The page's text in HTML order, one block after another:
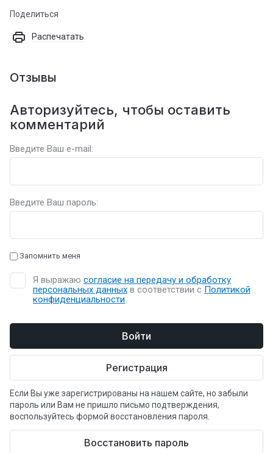
Поделиться
Распечатать
Отзывы
Авторизуйтесь, чтобы оставить
комментарий
Введите Ваш e-mail:
Введите Ваш пароль:
Запомнить меня
Я выражаю согласие на передачу и обработку
персональных данных в соответствии с Политикой
конфиденциальности
Войти
Регистрация
Если Вы уже зарегистрированы на нашем сайте, но забыли
пароль или Вам не пришло письмо подтверждения,
воспользуйтесь формой восстановления пароля.
Восстановить пароль